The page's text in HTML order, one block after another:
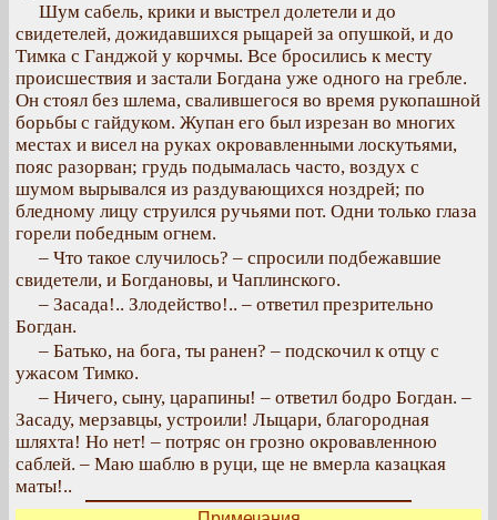
Шум сабель, крики и выстрел долетели и до
свидетелей, дожидавшихся рыцарей за опушкой, и до
Тимка с Ганджой у корчмы. Все бросились к месту
происшествия и застали Богдана уже одного на гребле.
Он стоял без шлема, свалившегося во время рукопашной
борьбы с гайдуком. Жупан его был изрезан во многих
местах и висел на руках окровавленными лоскутьями,
пояс разорван; грудь подымалась часто, воздух с
шумом вырывался из раздувающихся ноздрей; по
бледному лицу струился ручьями пот. Одни только глаза
горели победным огнем.
– Что такое случилось? – спросили подбежавшие
свидетели, и Богдановы, и Чаплинского.
– Засада!.. Злодейство!.. – ответил презрительно
Богдан.
– Батько, на бога, ты ранен? – подскочил к отцу с
ужасом Тимко.
– Ничего, сыну, царапины! – ответил бодро Богдан. –
Засаду, мерзавцы, устроили! Лыцари, благородная
шляхта! Но нет! – потряс он грозно окровавленною
саблей. – Маю шаблю в руци, ще не вмерла казацкая
маты!..